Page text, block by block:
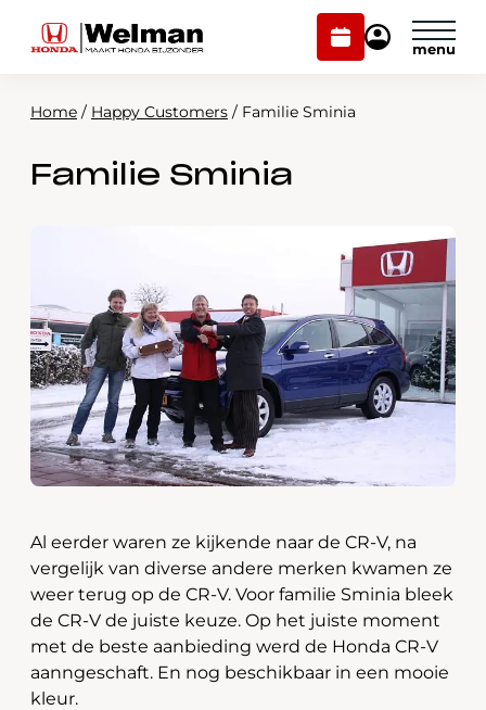
Plan
onderhoud
Mijn
Modellen
Voorraad
Over ons
Webshop
Contact
Plan onderhoud
Home / Happy Customers / Familie Sminia
Familie Sminia
Al eerder waren ze kijkende naar de CR-V, na
vergelijk van diverse andere merken kwamen ze
weer terug op de CR-V. Voor familie Sminia bleek
de CR-V de juiste keuze. Op het juiste moment
met de beste aanbieding werd de Honda CR-V
aanngeschaft. En nog beschikbaar in een mooie
kleur.